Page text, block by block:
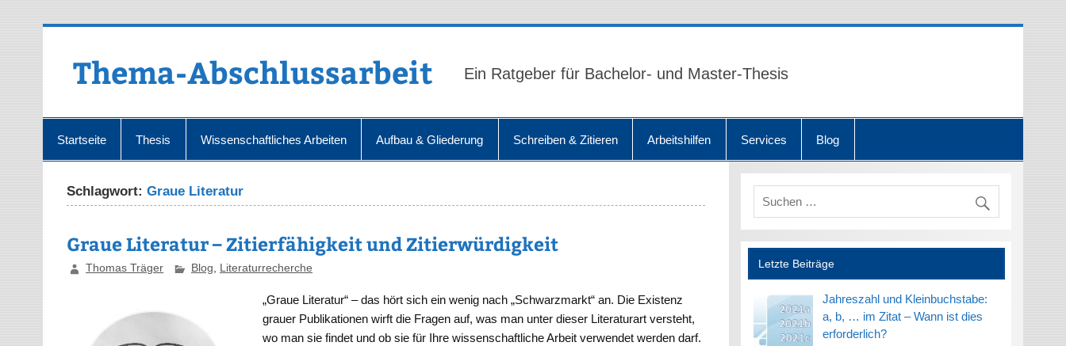
Thema-Abschlussarbeit Ein Ratgeber für Bachelor- und Master-Thesis
Startseite Thesis Wissenschaftliches Arbeiten Aufbau & Gliederung Schreiben & Zitieren Arbeitshilfen Services Blog
Schlagwort:Graue Literatur
Graue Literatur – Zitierfähigkeit und Zitierwürdigkeit
Thomas Träger Blog, Literaturrecherche
„Graue Literatur“ – das hört sich ein wenig nach „Schwarzmarkt“ an. Die Existenz
grauer Publikationen wirft die Fragen auf, was man unter dieser Literaturart versteht,
wo man sie findet und ob sie für Ihre wissenschaftliche Arbeit verwendet werden darf.
Letzte Beiträge
Jahreszahl und Kleinbuchstabe:
a, b, … im Zitat – Wann ist dies
erforderlich?